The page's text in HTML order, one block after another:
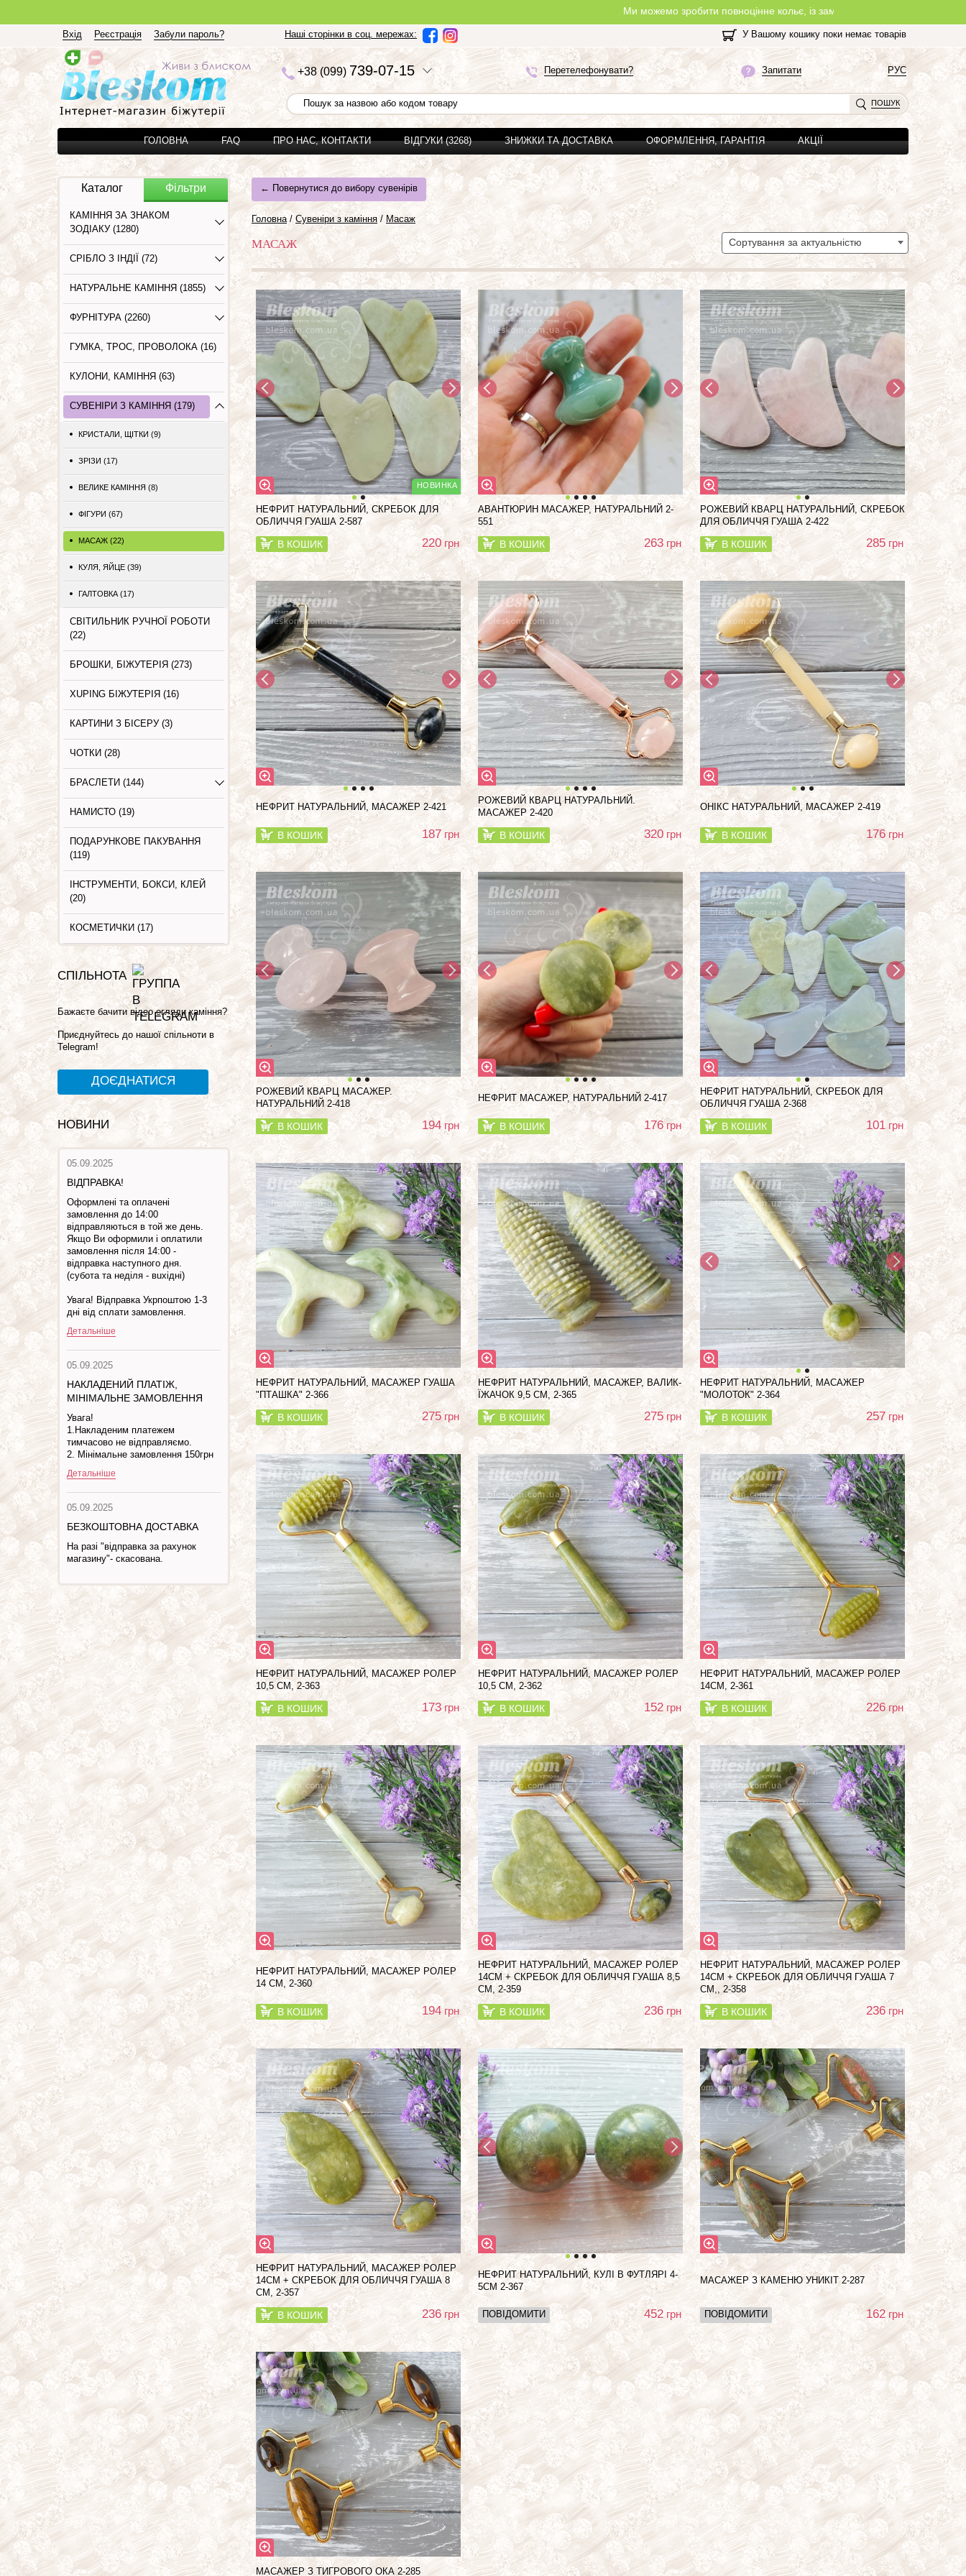
Ми можемо зробити повноцінне кольє, із замочком, з будь-якої нитки, яку Ви оберете на
Вхід Реєстрація Забули пароль? Наші сторінки в соц. мережах: У Вашому кошику поки немає товарів
+38 (099)739-07-15 Запитати
Перетелефонувати? РУС
ПОШУК
ГОЛОВНА FAQ ПРО НАС, КОНТАКТИ ВІДГУКИ (3268) ЗНИЖКИ ТА ДОСТАВКА ОФОРМЛЕННЯ, ГАРАНТІЯ АКЦІЇ
Каталог Фільтри
КАМІННЯ ЗА ЗНАКОМ
ЗОДІАКУ (1280)
СРІБЛО З ІНДІЇ (72)
НАТУРАЛЬНЕ КАМІННЯ (1855)
ФУРНІТУРА (2260)
ГУМКА, ТРОС, ПРОВОЛОКА (16)
КУЛОНИ, КАМІННЯ (63)
СУВЕНІРИ З КАМІННЯ (179)
КРИСТАЛИ, ЩІТКИ (9)
ЗРІЗИ (17)
ВЕЛИКЕ КАМІННЯ (8)
ФIГУРИ (67)
МАСАЖ (22)
КУЛЯ, ЯЙЦЕ (39)
ГАЛТОВКА (17)
СВІТИЛЬНИК РУЧНОЇ РОБОТИ
(22)
БРОШКИ, БІЖУТЕРІЯ (273)
XUPING БІЖУТЕРІЯ (16)
КАРТИНИ З БIСЕРУ (3)
ЧОТКИ (28)
БРАСЛЕТИ (144)
НАМИСТО (19)
ПОДАРУНКОВЕ ПАКУВАННЯ
(119)
ІНСТРУМЕНТИ, БОКСИ, КЛЕЙ
(20)
КОСМЕТИЧКИ (17)
СПІЛЬНОТА
Бажаєте бачити відео огляди каміння?
Приєднуйтесь до нашої спільноти в
Telegram!
ДОЄДНАТИСЯ
НОВИНИ
05.09.2025
ВІДПРАВКА!
Оформлені та оплачені
замовлення до 14:00
відправляються в той же день.
Якщо Ви оформили і оплатили
замовлення після 14:00 -
відправка наступного дня.
(субота та недiля - вuхiднi)
Увага! Відправка Укрпоштою 1-3
дні від сплати замовлення.
Детальніше
05.09.2025
НАКЛАДЕНИЙ ПЛАТІЖ,
МІНІМАЛЬНЕ ЗАМОВЛЕННЯ
Увага!
1.Накладеним платежем
тимчасово не відправляємо.
2. Мінімальне замовлення 150грн
Детальніше
05.09.2025
БЕЗКОШТОВНА ДОСТАВКА
На разі "відправка за рахунок
магазину"- скасована.
← Повернутися до вибору сувенірів
Головна / Сувеніри з каміння / Масаж
МАСАЖ Сортування за актуальністю
НЕФРИТ НАТУРАЛЬНИЙ, СКРЕБОК ДЛЯ
ОБЛИЧЧЯ ГУАША 2-587
В КОШИК 220 грн
АВАНТЮРИН МАСАЖЕР, НАТУРАЛЬНИЙ 2-
551
В КОШИК 263 грн
РОЖЕВИЙ КВАРЦ НАТУРАЛЬНИЙ, СКРЕБОК
ДЛЯ ОБЛИЧЧЯ ГУАША 2-422
В КОШИК 285 грн
НЕФРИТ НАТУРАЛЬНИЙ, МАСАЖЕР 2-421
В КОШИК 187 грн
РОЖЕВИЙ КВАРЦ НАТУРАЛЬНИЙ.
МАСАЖЕР 2-420
В КОШИК 320 грн
ОНІКС НАТУРАЛЬНИЙ, МАСАЖЕР 2-419
В КОШИК 176 грн
РОЖЕВИЙ КВАРЦ МАСАЖЕР.
НАТУРАЛЬНИЙ 2-418
В КОШИК 194грн
НЕФРИТ МАСАЖЕР, НАТУРАЛЬНИЙ 2-417
В КОШИК 176грн
НЕФРИТ НАТУРАЛЬНИЙ, СКРЕБОК ДЛЯ
ОБЛИЧЧЯ ГУАША 2-368
В КОШИК 101 грн
НЕФРИТ НАТУРАЛЬНИЙ, МАСАЖЕР ГУАША
"ПТАШКА" 2-366
В КОШИК 275 грн
НЕФРИТ НАТУРАЛЬНИЙ, МАСАЖЕР, ВАЛИК-
ЇЖАЧОК 9,5 СМ, 2-365
В КОШИК 275грн
НЕФРИТ НАТУРАЛЬНИЙ, МАСАЖЕР
"МОЛОТОК" 2-364
В КОШИК 257 грн
НЕФРИТ НАТУРАЛЬНИЙ, МАСАЖЕР РОЛЕР
10,5 СМ, 2-363
В КОШИК 173грн
НЕФРИТ НАТУРАЛЬНИЙ, МАСАЖЕР РОЛЕР
10,5 СМ, 2-362
В КОШИК 152 грн
НЕФРИТ НАТУРАЛЬНИЙ, МАСАЖЕР РОЛЕР
14СМ, 2-361
В КОШИК 226 грн
НЕФРИТ НАТУРАЛЬНИЙ, МАСАЖЕР РОЛЕР
14 СМ, 2-360
В КОШИК 194грн
НЕФРИТ НАТУРАЛЬНИЙ, МАСАЖЕР РОЛЕР
14СМ + СКРЕБОК ДЛЯ ОБЛИЧЧЯ ГУАША 8,5
СМ, 2-359
В КОШИК 236 грн
НЕФРИТ НАТУРАЛЬНИЙ, МАСАЖЕР РОЛЕР
14СМ + СКРЕБОК ДЛЯ ОБЛИЧЧЯ ГУАША 7
СМ,, 2-358
В КОШИК 236 грн
НЕФРИТ НАТУРАЛЬНИЙ, МАСАЖЕР РОЛЕР
14СМ + СКРЕБОК ДЛЯ ОБЛИЧЧЯ ГУАША 8
СМ, 2-357
В КОШИК 236грн
НЕФРИТ НАТУРАЛЬНИЙ, КУЛІ В ФУТЛЯРІ 4-
5СМ 2-367
ПОВІДОМИТИ 452 грн
МАСАЖЕР З КАМЕНЮ УНИКІТ 2-287
ПОВІДОМИТИ 162грн
МАСАЖЕР З ТИГРОВОГО ОКА 2-285